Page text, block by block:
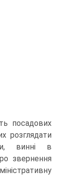
посадових
розглядати
винні в
звернення